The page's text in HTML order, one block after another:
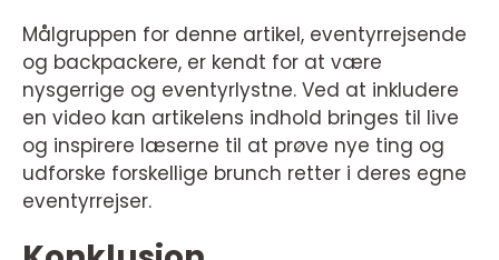
Målgruppen for denne artikel, eventyrrejsende
og backpackere, er kendt for at være
nysgerrige og eventyrlystne. Ved at inkludere
en video kan artikelens indhold bringes til live
og inspirere læserne til at prøve nye ting og
udforske forskellige brunch retter i deres egne
eventyrrejser.